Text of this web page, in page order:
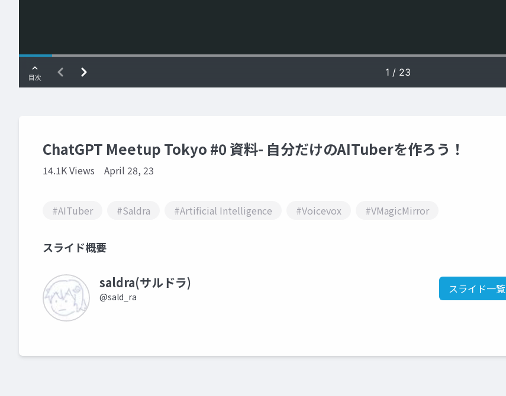
ChatGPT Meetup Tokyo #0 資料- 自分だけのAITuberを作ろう！
14.1K Views April 28, 23
#AITuber #Saldra #Artificial Intelligence #Voicevox #VMagicMirror
スライド概要
saldra(サルドラ)
@sald_ra
スライド一覧